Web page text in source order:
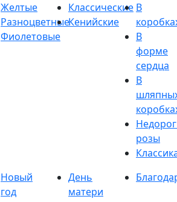
Желтые
Разноцветные
Фиолетовые
Классические
Кенийские
В
В
форме
сердца
В
розы
Новый
год
День
матери